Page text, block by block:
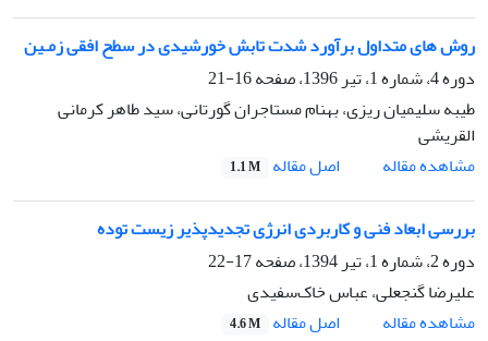
روش های متداول برآورد شدت تابش خورشیدی در سطح افقی زمـین
دوره 4، شماره 1، تیر 1396، صفحه
16-21
طیبه سلیمیان ریزی، بهنام مستاجران گورتانی، سید طاهر کرمانی
القریشی
مشاهده مقاله
اصل مقاله 1.1 M
بررسی ابعاد فنی و کاربردی انرژی تجدیدپذیر زیست توده
دوره 2، شماره 1، تیر 1394، صفحه
17-22
علیرضا گنجعلی، عباس خاک‌سفیدی
مشاهده مقاله
اصل مقاله 4.6 M